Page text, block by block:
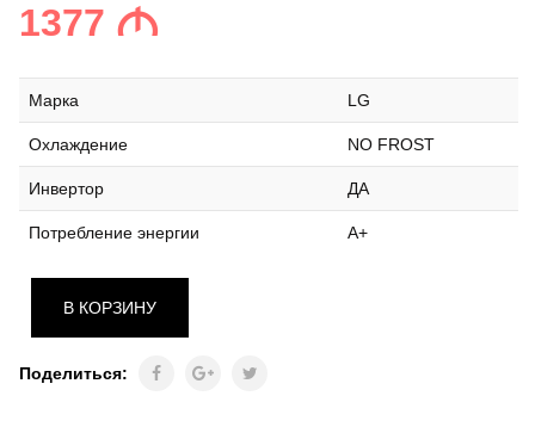
1377 M
Марка LG
Охлаждение NO FROST
Инвертор ДА
Потребление энергии A+
В КОРЗИНУ
Поделиться: